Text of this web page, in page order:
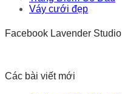
Váy cưới đẹp
Facebook Lavender Studio
Các bài viết mới